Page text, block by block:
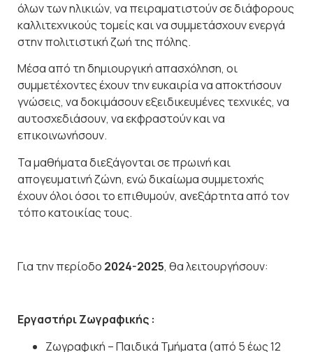
όλων των ηλικιών, να πειραματιστούν σε διάφορους
καλλιτεχνικούς τομείς και να συμμετάσχουν ενεργά
στην πολιτιστική ζωή της πόλης.
Μέσα από τη δημιουργική απασχόληση, οι
συμμετέχοντες έχουν την ευκαιρία να αποκτήσουν
γνώσεις, να δοκιμάσουν εξειδικευμένες τεχνικές, να
αυτοσχεδιάσουν, να εκφραστούν και να
επικοινωνήσουν.
Τα μαθήματα διεξάγονται σε πρωινή και
απογευματινή ζώνη, ενώ δικαίωμα συμμετοχής
έχουν όλοι όσοι το επιθυμούν, ανεξάρτητα από τον
τόπο κατοικίας τους.
Για την περίοδο 2024-2025, θα λειτουργήσουν:
Εργαστήρι Ζωγραφικής :
Ζωγραφική – Παιδικά Τμήματα (από 5 έως 12